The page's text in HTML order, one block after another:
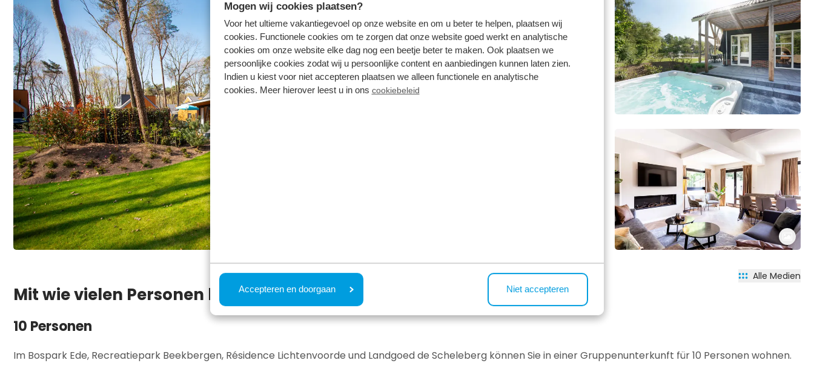
Mogen wij cookies plaatsen?
Voor het ultieme vakantiegevoel op onze website en om u beter te helpen, plaatsen wij
cookies. Functionele cookies om te zorgen dat onze website goed werkt en analytische
cookies om onze website elke dag nog een beetje beter te maken. Ook plaatsen we
persoonlijke cookies zodat wij u persoonlijke content en aanbiedingen kunnen laten zien.
Indien u kiest voor niet accepteren plaatsen we alleen functionele en analytische
cookies. Meer hierover leest u in ons cookiebeleid
Accepteren en doorgaan Niet accepteren
Alle Medien
Mit wie vielen Personen kommen Sie?
10 Personen
Im Bospark Ede, Recreatiepark Beekbergen, Résidence Lichtenvoorde und Landgoed de Scheleberg können Sie in einer Gruppenunterkunft für 10 Personen wohnen.